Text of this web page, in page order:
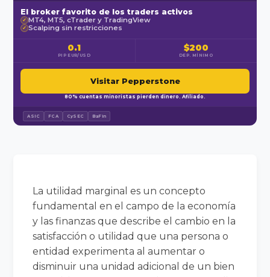
El broker favorito de los traders activos
✓ MT4, MT5, cTrader y TradingView
✓ Scalping sin restricciones
0.1
PIP EUR/USD
$200
DEP. MÍNIMO
Visitar Pepperstone
80% cuentas minoristas pierden dinero. Afiliado.
ASIC FCA CySEC BaFin
La utilidad marginal es un concepto
fundamental en el campo de la economía
y las finanzas que describe el cambio en la
satisfacción o utilidad que una persona o
entidad experimenta al aumentar o
disminuir una unidad adicional de un bien